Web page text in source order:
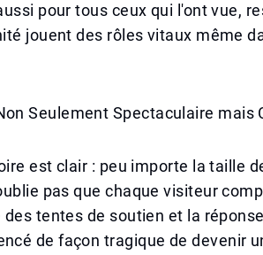
pour tous ceux qui l'ont vue,
jouent des rôles vitaux même
Seulement Spectaculaire mais
est clair : peu importe la taille
pas que chaque visiteur
tentes de soutien et la
de façon tragique de devenir